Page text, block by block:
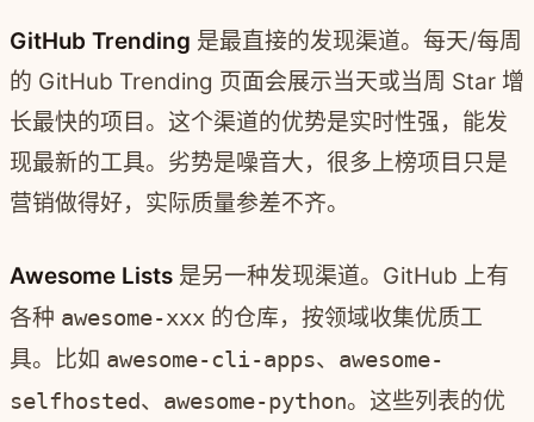
GitHub Trending 是最直接的发现渠道。每天/每周
的 GitHub Trending 页面会展示当天或当周 Star 增
长最快的项目。这个渠道的优势是实时性强，能发
现最新的工具。劣势是噪音大，很多上榜项目只是
营销做得好，实际质量参差不齐。
Awesome Lists 是另一种发现渠道。GitHub 上有
各种 awesome-xxx 的仓库，按领域收集优质工
具。比如 awesome-cli-apps、 awesome-
selfhosted、 awesome-python。这些列表的优